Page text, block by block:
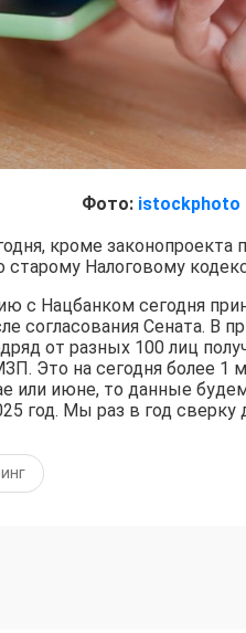
Фото: istockphoto
кроме законопроекта
Налоговому
с Нацбанком сегодня
согласования Сената. В
от разных 100 лиц
Это на сегодня более 1
июне, то данные
год. Мы раз в год